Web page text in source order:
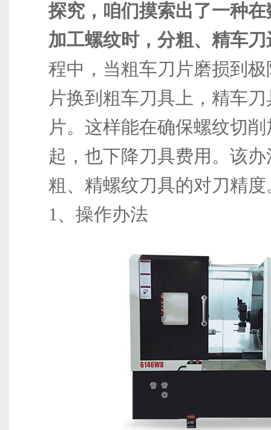
探究，咱们摸索出了一种
加工螺纹时，分粗、精车
程中，当粗车刀片磨损到
片换到粗车刀具上，精车
片。这样能在确保螺纹切
起，也下降刀具费用。该
粗、精螺纹刀具的对刀精度
1、操作办法